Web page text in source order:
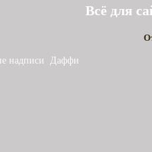
Всё для
надписи Даффи